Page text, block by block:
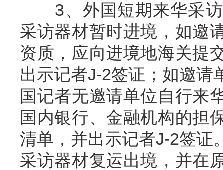
3、外国短期来华采访
采访器材暂时进境，如邀
资质，应向进境地海关提
出示记者J-2签证；如邀请
国记者无邀请单位自行来
国内银行、金融机构的担
清单，并出示记者J-2签证
采访器材复运出境，并在